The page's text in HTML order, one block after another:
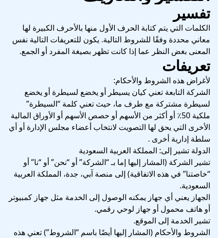
تفسير
الكلمات التي يتم كتابة الحرف الأول منها بالأحرف الكبيرة لها
معاني محددة وفقًا للشروط التالية. يكون للتعريفات التالية نفس
المعنى بغض النظر عما إذا كانت تظهر بصيغة المفرد أو الجمع.
تعريفات
لأغراض هذه الشروط والأحكام:
الشركة التابعة تعني كيان يسيطر أو يخضع لسيطرة أو يخضع
لسيطرة مشتركة مع طرف ما، حيث تعني كلمة “السيطرة”
ملكية 50٪ أو أكثر من الأسهم أو حصص الأسهم أو الأوراق المالية
الأخرى التي يحق لها التصويت لانتخاب أعضاء مجلس الإدارة أو أي
سلطة إدارية أخرى .
الدولة تشير إلى: المملكة العربية السعودية
تشير الشركة (المشار إليها إما بـ “الشركة” أو “نحن” أو “نا” أو
“خاصتنا” في هذه الاتفاقية) إلى منصة آبي، جدة، المملكة العربية
السعودية.
الجهاز يعني أي جهاز يمكنه الوصول إلى الخدمة مثل جهاز كمبيوتر
أو هاتف محمول أو جهاز لوحي رقمي.
تشير الخدمة إلى الموقع.
الشروط والأحكام (المشار إليها أيضًا باسم “الشروط”) تعني هذه